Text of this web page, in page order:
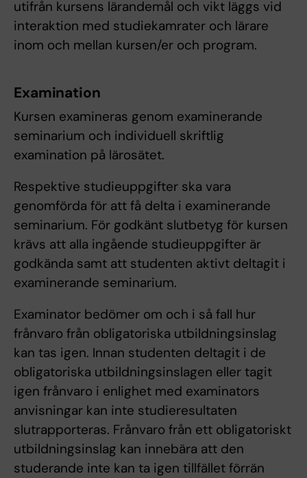
utifrån kursens lärandemål och vikt läggs vid
interaktion med studiekamrater och lärare
inom och mellan kursen/er och program.
Examination
Kursen examineras genom examinerande
seminarium och individuell skriftlig
examination på lärosätet.
Respektive studieuppgifter ska vara
genomförda för att få delta i examinerande
seminarium. För godkänt slutbetyg för kursen
krävs att alla ingående studieuppgifter är
godkända samt att studenten aktivt deltagit i
examinerande seminarium.
Examinator bedömer om och i så fall hur
frånvaro från obligatoriska utbildningsinslag
kan tas igen. Innan studenten deltagit i de
obligatoriska utbildningsinslagen eller tagit
igen frånvaro i enlighet med examinators
anvisningar kan inte studieresultaten
slutrapporteras. Frånvaro från ett obligatoriskt
utbildningsinslag kan innebära att den
studerande inte kan ta igen tillfället förrän